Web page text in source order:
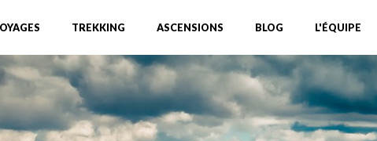
TREKKING ASCENSIONS BLOG L'ÉQUIPE